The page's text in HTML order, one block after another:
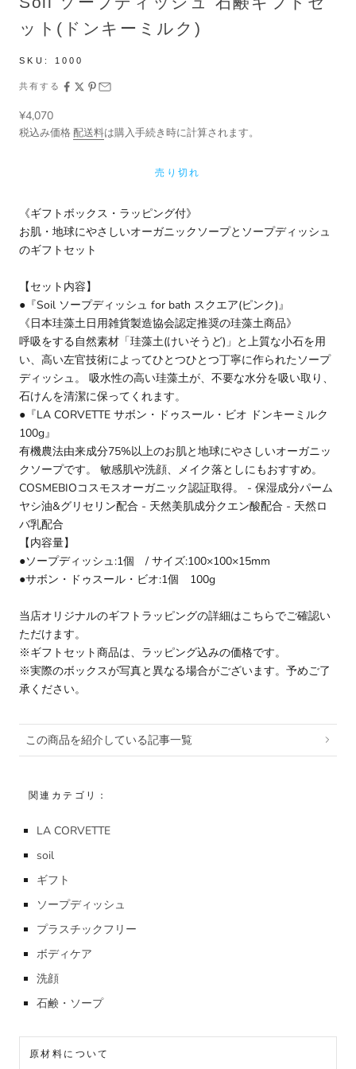
ット(ドンキーミルク)
SKU: 1000
共有する
セール価格
¥4,070
税込み価格配送料は購入手続き時に計算されます。
売り切れ
《ギフトボックス・ラッピング付》
お肌・地球にやさしいオーガニックソープとソープディッシュ
のギフトセット
【セット内容】
● 『Soil ソープディッシュ for bath スクエア(ピンク)』
《日本珪藻土日用雑貨製造協会認定推奨の珪藻土商品》
呼吸をする自然素材「珪藻土(けいそうど)」と上質な小石を用
い、高い左官技術によってひとつひとつ丁寧に作られたソープ
ディッシュ。 吸水性の高い珪藻土が、不要な水分を吸い取り、
石けんを清潔に保ってくれます。
● 『LA CORVETTE サボン・ドゥスール・ビオ ドンキーミルク
100g』
有機農法由来成分75%以上のお肌と地球にやさしいオーガニッ
クソープです。 敏感肌や洗顔、メイク落としにもおすすめ。
COSMEBIOコスモスオーガニック認証取得。 - 保湿成分パーム
ヤシ油&グリセリン配合 - 天然美肌成分クエン酸配合 - 天然ロ
バ乳配合
【内容量】
●ソープディッシュ:1個 / サイズ:100×100×15mm
●サボン・ドゥスール・ビオ:1個 100g
当店オリジナルのギフトラッピングの詳細はこちらでご確認い
ただけます。
※ギフトセット商品は、ラッピング込みの価格です。
※実際のボックスが写真と異なる場合がございます。予めご了
承ください。
この商品を紹介している記事一覧
関連カテゴリ：
LA CORVETTE
soil
ギフト
ソープディッシュ
プラスチックフリー
ボディケア
洗顔
石鹸・ソープ
原材料について